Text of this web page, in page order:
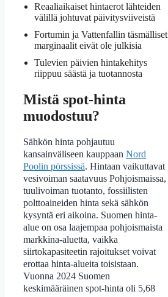
Reaaliaikaiset hintaerot lähteiden
välillä johtuvat päivitysviiveistä
Fortumin ja Vattenfallin täsmälliset
marginaalit eivät ole julkisia
Tulevien päivien hintakehitys
riippuu säästä ja tuotannosta
Mistä spot-hinta
muodostuu?
Sähkön hinta pohjautuu
kansainväliseen kauppaan Nord
Poolin pörssissä. Hintaan vaikuttavat
vesivoiman saatavuus Pohjoismaissa,
tuulivoiman tuotanto, fossiilisten
polttoaineiden hinta sekä sähkön
kysyntä eri aikoina. Suomen hinta-
alue on osa laajempaa pohjoismaista
markkina-aluetta, vaikka
siirtokapasiteetin rajoitukset voivat
erottaa hinta-alueita toisistaan.
Vuonna 2024 Suomen
keskimääräinen spot-hinta oli 5,68